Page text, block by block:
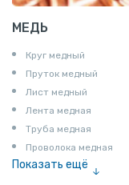
МЕДЬ
Круг медный
Пруток медный
Лист медный
Лента медная
Труба медная
Проволока медная
Показать ещё